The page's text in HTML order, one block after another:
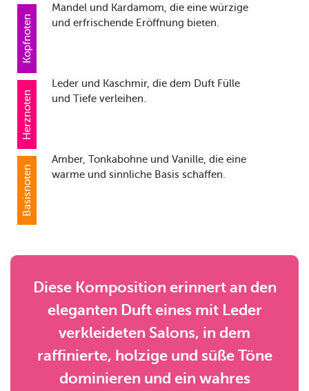
Kopfnoten
Mandel und Kardamom, die eine würzige
und erfrischende Eröffnung bieten.
Herznoten
Leder und Kaschmir, die dem Duft Fülle
und Tiefe verleihen.
Basisnoten
Amber, Tonkabohne und Vanille, die eine
warme und sinnliche Basis schaffen.
Diese Komposition erinnert an den
eleganten Duft eines mit Leder
verkleideten Salons, in dem
raffinierte, holzige und süße Töne
dominieren und ein wahres